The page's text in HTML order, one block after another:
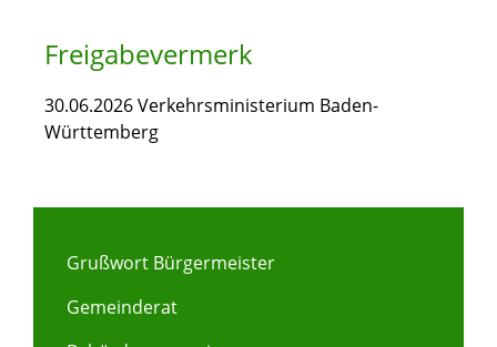
Freigabevermerk
30.06.2026 Verkehrsministerium Baden-
Württemberg
Grußwort Bürgermeister
Gemeinderat